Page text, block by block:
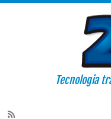
Tecnologia